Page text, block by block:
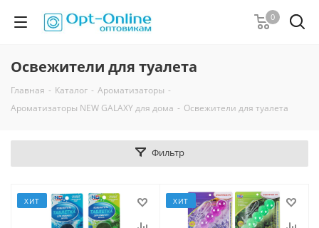
0
Освежители для туалета
Главная - Каталог - Ароматизаторы -
Ароматизаторы NEW GALAXY для дома - Освежители для туалета
Фильтр
ХИТ ХИТ